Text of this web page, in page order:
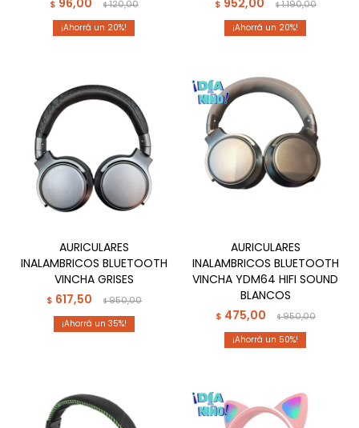
$ 96,00 $120,00
20
$ 952,00 $1.190,00
20
AURICULARES
INALAMBRICOS BLUETOOTH
VINCHA GRISES
$ 617,50 $950,00
35
AURICULARES
INALAMBRICOS BLUETOOTH
VINCHA YDM64 HIFI SOUND
BLANCOS
$ 475,00 $950,00
50